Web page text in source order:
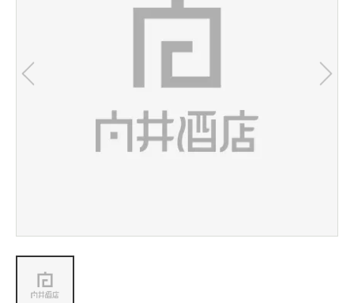
お気に入り機能の活用方法
会社情報